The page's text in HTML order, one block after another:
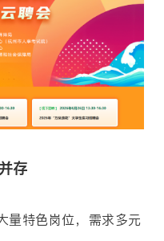
存
量特色岗位，需求多元